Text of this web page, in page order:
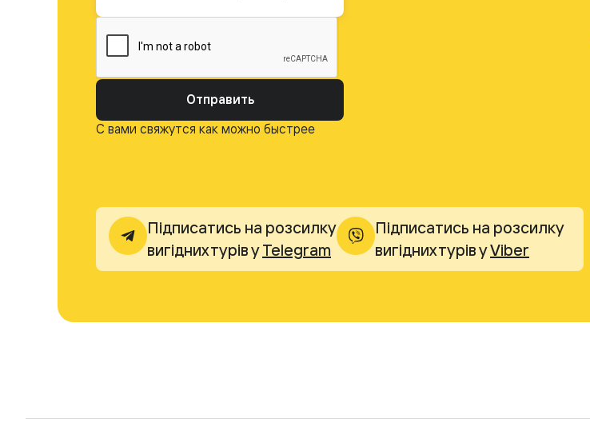
Отправить
С вами свяжутся как можно быстрее
Підписатись на розсилку
вигідних турів уTelegram
Підписатись на розсилку
вигідних турів уViber